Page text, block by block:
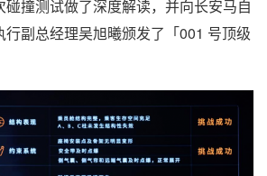
撞测试做了深度解读，并向长安马自
副总经理吴旭曦颁发了「001 号顶级